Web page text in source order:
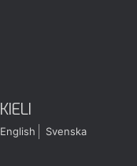
KIELI
English Svenska